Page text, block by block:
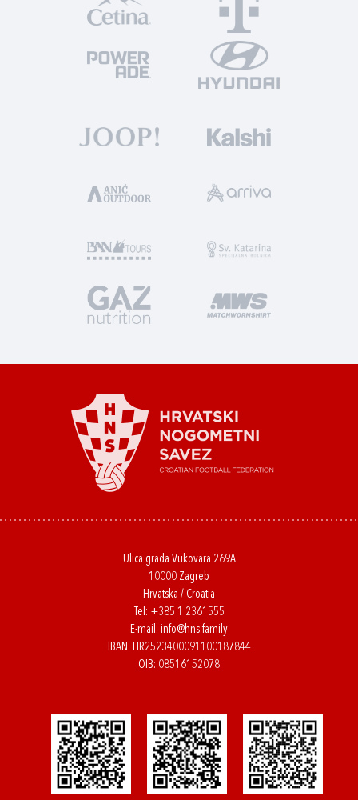
Ulica grada Vukovara 269A
10000 Zagreb
Hrvatska / Croatia
Tel: +385 1 2361555
E-mail: info@hns.family
IBAN: HR2523400091100187844
OIB: 08516152078